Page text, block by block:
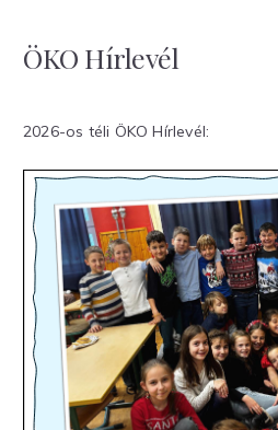
ÖKO Hírlevél
2026-os téli ÖKO Hírlevél: